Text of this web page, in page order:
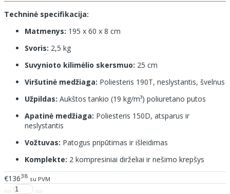
Techninė specifikacija:
Matmenys: 195 x 60 x 8 cm
Svoris: 2,5 kg
Suvynioto kilimėlio skersmuo: 25 cm
Viršutinė medžiaga: Poliesteris 190T, neslystantis, švelnus
Užpildas: Aukštos tankio (19 kg/m³) poliuretano putos
Apatinė medžiaga: Poliesteris 150D, atsparus ir
neslystantis
Vožtuvas: Patogus pripūtimas ir išleidimas
Komplekte: 2 kompresiniai dirželiai ir nešimo krepšys
€13638 su PVM